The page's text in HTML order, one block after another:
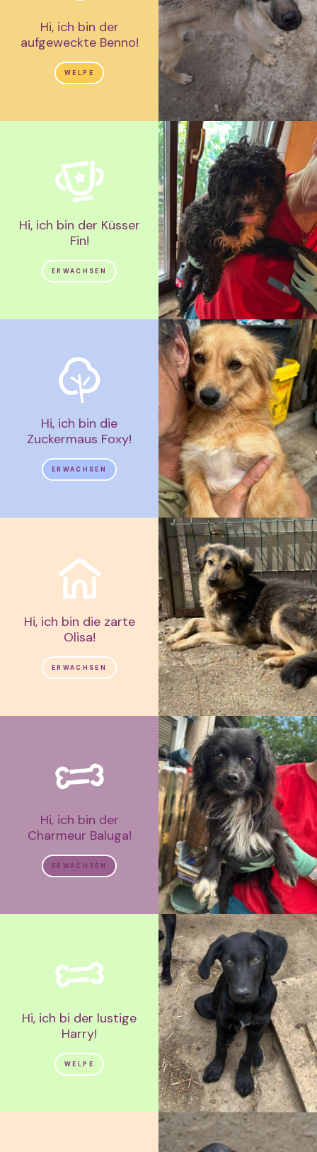
Hi, ich bin der
aufgeweckte Benno!
WELPE
Hi, ich bin der Küsser
Fin!
ERWACHSEN
Hi, ich bin die
Zuckermaus Foxy!
ERWACHSEN
Hi, ich bin die zarte
Olisa!
ERWACHSEN
Hi, ich bin der
Charmeur Baluga!
ERWACHSEN
Hi, ich bi der lustige
Harry!
WELPE